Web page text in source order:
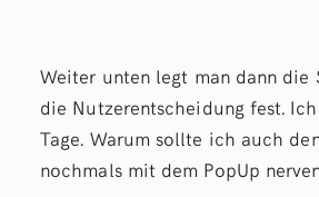
Weiter unten legt man dann die
die Nutzerentscheidung fest.
Tage. Warum sollte ich auch
nochmals mit dem PopUp